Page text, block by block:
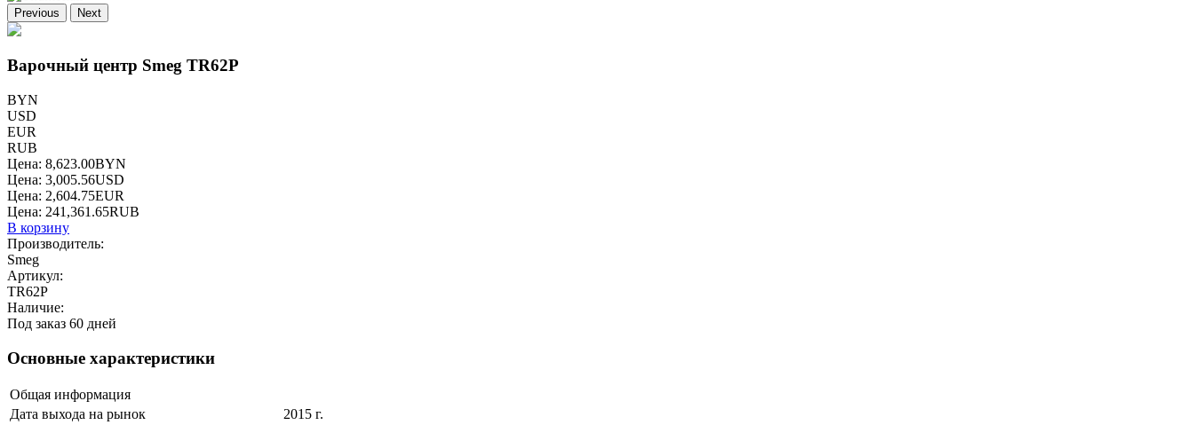
Previous Next
Варочный центр Smeg TR62P
BYN
USD
EUR
RUB
Цена: 8,623.00BYN
Цена: 3,005.56USD
Цена: 2,604.75EUR
Цена: 241,361.65RUB
В корзину
Производитель:
Smeg
Артикул:
TR62P
Наличие:
Под заказ 60 дней
Основные характеристики
Общая информация
Дата выхода на рынок
2015 г.